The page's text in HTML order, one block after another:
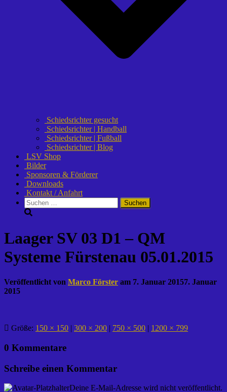
Schiedsrichter gesucht
Schiedsrichter | Handball
Schiedsrichter | Fußball
Schiedsrichter | Blog
LSV Shop
Bilder
Sponsoren & Förderer
Downloads
Kontakt / Anfahrt
Suchen
nach:
Laager SV 03 D1 – QM
Systeme Fürstenau 05.01.2015
Veröffentlicht von Marco Förster am 7. Januar 20157. Januar
2015
Größe: 150 × 150 | 300 × 200 | 750 × 500 | 1200 × 799
0 Kommentare
Schreibe einen Kommentar
Deine E-Mail-Adresse wird nicht veröffentlicht.